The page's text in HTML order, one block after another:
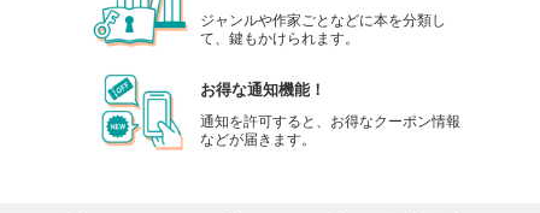
ジャンルや作家ごとなどに本を分類し
て、鍵もかけられます。
お得な通知機能！
通知を許可すると、お得なクーポン情報
などが届きます。